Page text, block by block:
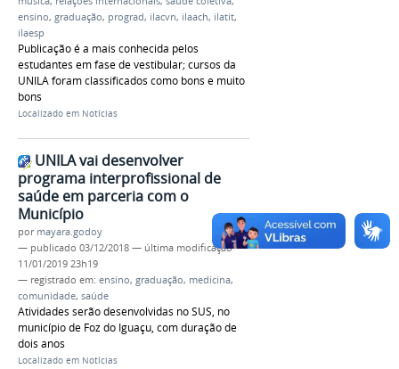
ensino, graduação, prograd, ilacvn, ilaach, ilatit,
ilaesp
Publicação é a mais conhecida pelos
estudantes em fase de vestibular; cursos da
UNILA foram classificados como bons e muito
bons
Localizado em Notícias
UNILA vai desenvolver
programa interprofissional de
saúde em parceria com o
Município
por mayara.godoy
— publicado 03/12/2018 — última modificação
11/01/2019 23h19
— registrado em: ensino, graduação, medicina,
comunidade, saúde
Atividades serão desenvolvidas no SUS, no
município de Foz do Iguaçu, com duração de
dois anos
Localizado em Notícias